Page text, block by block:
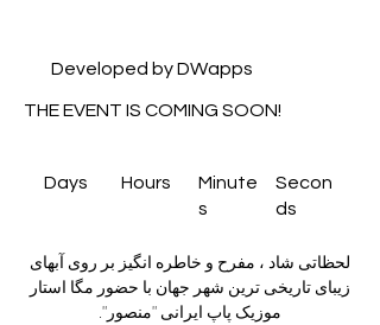
Secon
ds
Minute
s
Hours
Days
THE EVENT IS COMING SOON!
Developed by DWapps
لحظاتی شاد ، مفرح و خاطره انگیز بر روی آبهای
زیبای تاریخی ترین شهر جهان با حضور مگا استار
موزیک پاپ ایرانی "منصور".